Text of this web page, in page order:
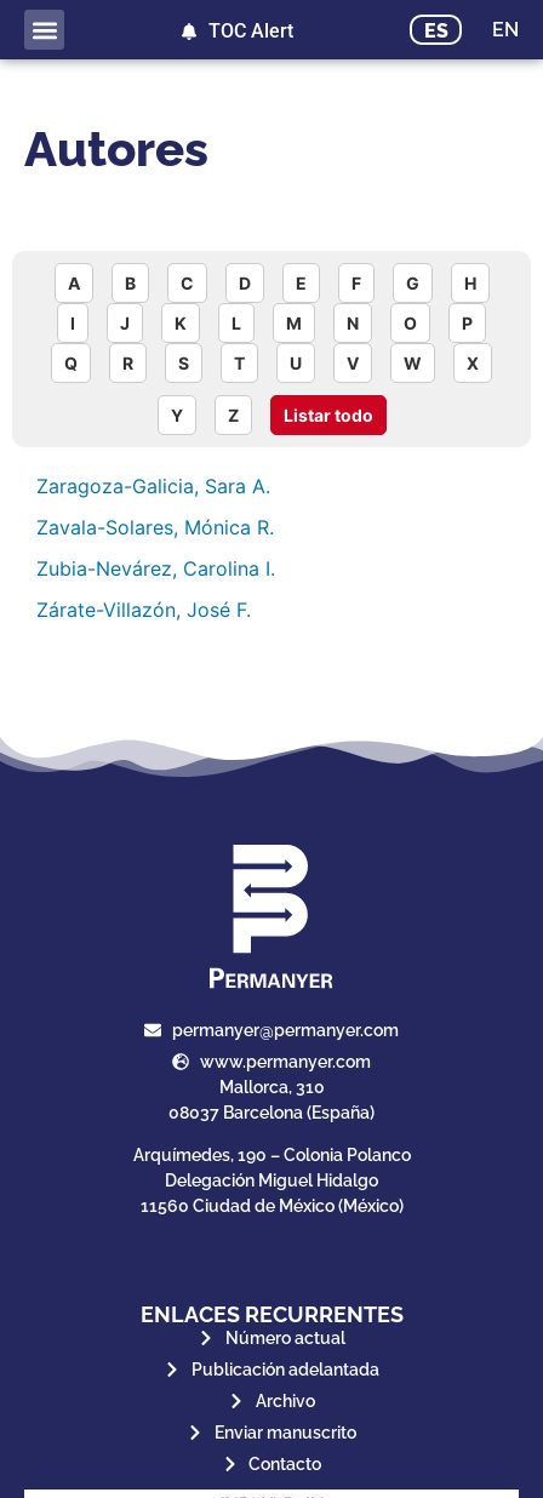
ES EN
TOC Alert
Autores
A B C D E F G
H
I
J K L M N O
P
Q
R S T U V W X
Y Z Listar todo
Zaragoza-Galicia, Sara A.
Zavala-Solares, Mónica R.
Zubia-Nevárez, Carolina I.
Zárate-Villazón, José F.
permanyer@permanyer.com
www.permanyer.com
Mallorca, 310
08037 Barcelona (España)
Arquímedes, 190 – Colonia Polanco
Delegación Miguel Hidalgo
11560 Ciudad de México (México)
ENLACES RECURRENTES
Número actual
Publicación adelantada
Archivo
Enviar manuscrito
Contacto